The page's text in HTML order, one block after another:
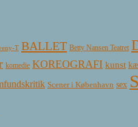
T BALLET Betty Nansen Teatret
komedie KOREOGRAFI kunst
Scener i København sex